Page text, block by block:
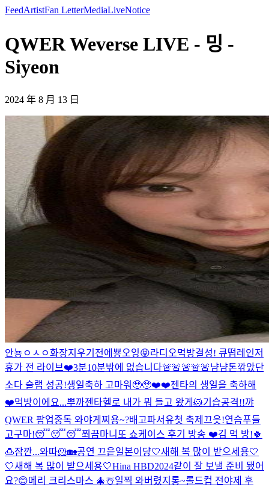
FeedArtistFan LetterMediaLiveNotice
QWER Weverse LIVE - 밍 -
Siyeon
2024 年 8 月 13 日
안뇽 ㅇㅅㅇ화장지우기전에 뿅오잉😝라디오먹방결성! 큐떱레인저
휴가 전 라이브❤️3분10분밖에 없습니다🚨🚨🚨🚨🚨냠냠톤깎았단
소다 슬랩 성공!생일축하 고마워🥹🥹❤️❤️젠타의 생일을 축하해
❤️먹방이에요...뿌까젠타헬로 내가 뭐 들고 왔게 🐹기습공격!!꺄
QWER 팝업중독 와야게찌용~?배고파서유첫 축제끄읏!연습푸들
고구마!😴😴😴쬐끔마니또 쇼케이스 후기 방송 ❤️김 먹 방!🍀
🍮잠깐...와따🐹🏡공연 끄읕일본이댱🤍새해 복 많이 받으세용🤍
🤍새해 복 많이 받으세용🤍Hina HBD2024같이 잘 보낼 준비 됐어
요?😊메리 크리스마스 🎄☃️일찍 와버렸지롱~롤드컵 전야제 후